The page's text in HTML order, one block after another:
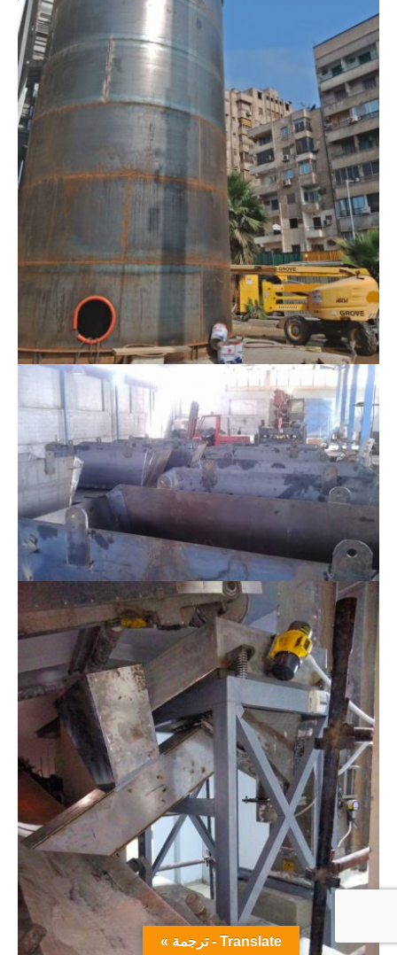
Translate - ترجمة »